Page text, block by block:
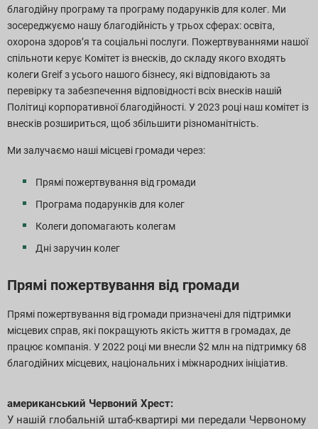
благодійну програму та програму подарунків для колег. Ми
зосереджуємо нашу благодійність у трьох сферах: освіта,
охорона здоров’я та соціальні послуги. Пожертвуваннями нашої
спільноти керує Комітет із внесків, до складу якого входять
колеги Greif з усього нашого бізнесу, які відповідають за
перевірку та забезпечення відповідності всіх внесків нашій
Політиці корпоративної благодійності. У 2023 році наш комітет із
внесків розшириться, щоб збільшити різноманітність.
Ми залучаємо наші місцеві громади через:
Прямі пожертвування від громади
Програма подарунків для колег
Колеги допомагають колегам
Дні заручин колег
Прямі пожертвування від громади
Прямі пожертвування від громади призначені для підтримки
місцевих справ, які покращують якість життя в громадах, де
працює компанія. У 2022 році ми внесли $2 млн на підтримку 68
благодійних місцевих, національних і міжнародних ініціатив.
американський Червоний Хрест:
У нашій глобальній штаб-квартирі ми передали Червоному